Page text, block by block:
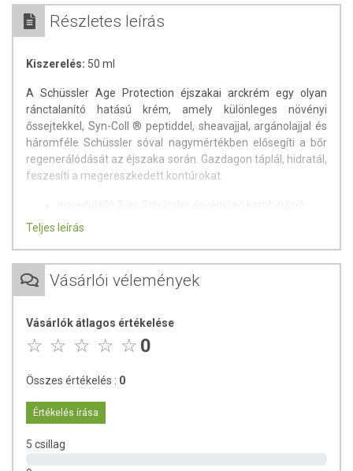
Részletes leírás
Kiszerelés: 50 ml
A Schüssler Age Protection éjszakai arckrém egy olyan
ránctalanító hatású krém, amely különleges növényi
őssejtekkel, Syn-Coll ® peptiddel, sheavajjal, argánolajjal és
háromféle Schüssler sóval nagymértékben elősegíti a bőr
regenerálódását az éjszaka során. Gazdagon táplál, hidratál,
feszesíti a megereszkedett kontúrokat.
növényi őssejttel, peptiddel és bio összetevőkkel
100% natúr, ECOCERT minősített összetevők
A Schüssler Age Protection éjszakai arckrém különleges
kényeztetésben részesíti az arcbőrödet, amíg te az igazak
álmát alszod. Természetes összetevői gyengédek a bőrhöz,
mégis szuperhatékonyak. A termék rendszeres
lesz. Ébredj gyönyörű bőrre!
AZ AGE PROTECTION ÉJSZAKAI ARCKRÉM FŐBB
Teljes leírás
Vásárlói vélemények
Vásárlók átlagos értékelése
0
Összes értékelés : 0
Értékelés írása
5 csillag